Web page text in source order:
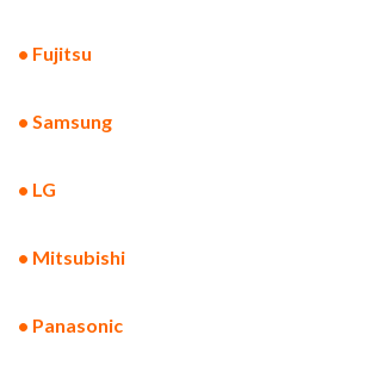
• Fujitsu
• Samsung
• LG
• Mitsubishi
• Panasonic